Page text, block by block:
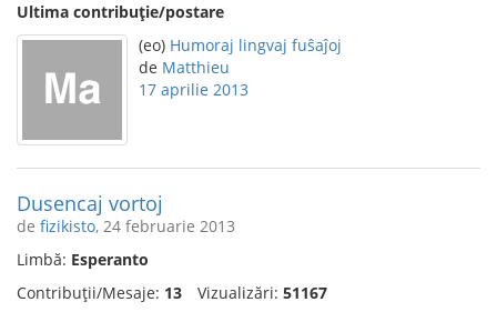
Ultima contribuție/postare
(eo) Humoraj lingvaj fuŝaĵoj
de Matthieu
17 aprilie 2013
Dusencaj vortoj
de fizikisto, 24 februarie 2013
Limbă: Esperanto
Contribuții/Mesaje: 13 Vizualizări: 51167